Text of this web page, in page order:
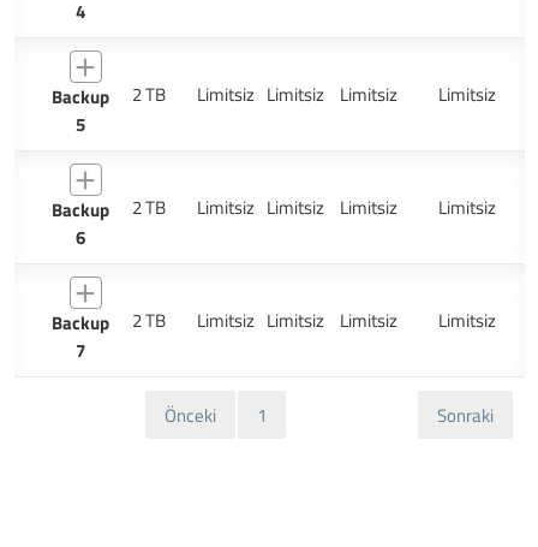
4
Backup
5
2 TB Limitsiz Limitsiz Limitsiz Limitsiz
Backup
6
2 TB Limitsiz Limitsiz Limitsiz Limitsiz
Backup
7
2 TB Limitsiz Limitsiz Limitsiz Limitsiz
Önceki 1 Sonraki